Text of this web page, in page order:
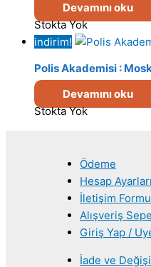
Devamını oku
Stokta Yok
indirim!
Polis Akademisi :
Devamını oku
Stokta Yok
Ödeme
Hesap Ayarları
İletişim Formu
Alışveriş
Giriş Yap /
İade ve